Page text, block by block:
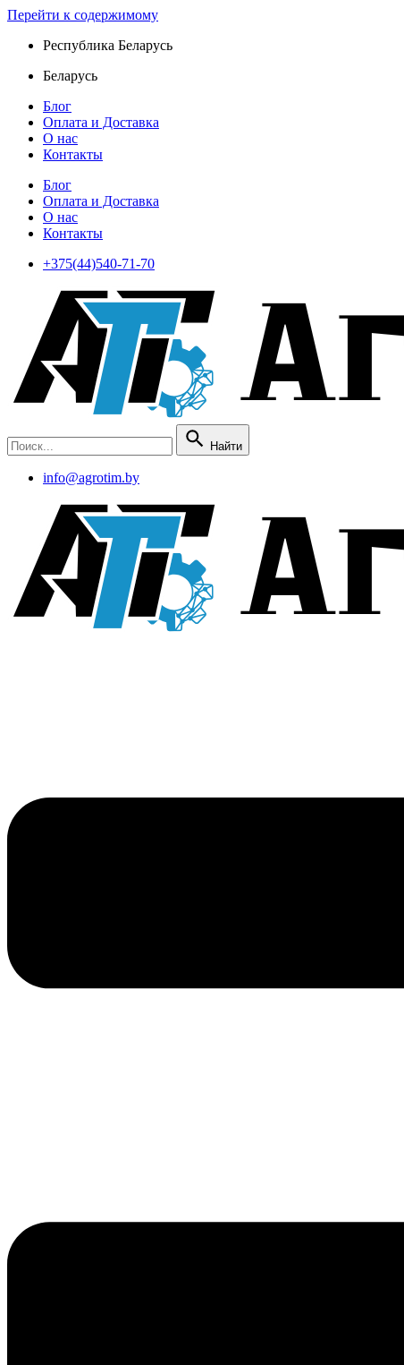
Перейти к содержимому
Республика Беларусь
Беларусь
Блог
Оплата и Доставка
О нас
Контакты
Блог
Оплата и Доставка
О нас
Контакты
+375(44)540-71-70
Найти
info@agrotim.by